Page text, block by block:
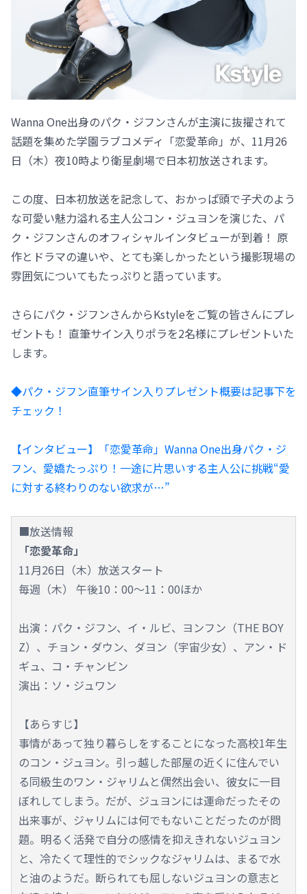
Wanna One出身のパク・ジフンさんが主演に抜擢されて
話題を集めた学園ラブコメディ「恋愛革命」が、11月26
日（木）夜10時より衛星劇場で日本初放送されます。
この度、日本初放送を記念して、おかっぱ頭で子犬のよう
な可愛い魅力溢れる主人公コン・ジュヨンを演じた、パ
ク・ジフンさんのオフィシャルインタビューが到着！ 原
作とドラマの違いや、とても楽しかったという撮影現場の
雰囲気についてもたっぷりと語っています。
さらにパク・ジフンさんからKstyleをご覧の皆さんにプレ
ゼントも！ 直筆サイン入りポラを2名様にプレゼントいた
します。
◆パク・ジフン直筆サイン入りプレゼント概要は記事下を
チェック！
【インタビュー】「恋愛革命」Wanna One出身パク・ジ
フン、愛嬌たっぷり！一途に片思いする主人公に挑戦“愛
に対する終わりのない欲求が…”
■放送情報
「恋愛革命」
11月26日（木）放送スタート
毎週（木） 午後10：00～11：00ほか
出演：パク・ジフン、イ・ルビ、ヨンフン（THE BOY
Z）、チョン・ダウン、ダヨン（宇宙少女）、アン・ド
ギュ、コ・チャンビン
演出：ソ・ジュワン
【あらすじ】
事情があって独り暮らしをすることになった高校1年生
のコン・ジュヨン。引っ越した部屋の近くに住んでい
る同級生のワン・ジャリムと偶然出会い、彼女に一目
ぼれしてしまう。だが、ジュヨンには運命だったその
出来事が、ジャリムには何でもないことだったのが問
題。明るく活発で自分の感情を抑えきれないジュヨン
と、冷たくて理性的でシックなジャリムは、まるで水
と油のようだ。断られても屈しないジュヨンの意志と